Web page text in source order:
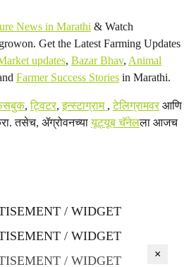
News in Marathi & Watch
Get the Latest Farming Updates
updates, Bazar Bhav, Animal
Farmer Success Stories in Marathi.
,ट्विटर,इन्स्टाग्राम ,टेलिग्रामवरआणि
तसेच, ॲग्रोवनच्यायूट्यूब चॅनेलला आजच
/ WIDGET
/ WIDGET
/ WIDGET
×